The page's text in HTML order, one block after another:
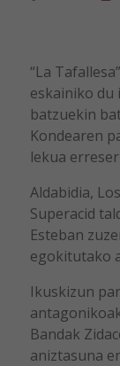
“La
eskainiko du
batzuekin
Kondearen
lekua
Aldabidia,
Superacid
Esteban
egokitutako
Ikuskizun
Bandak
aniztasuna